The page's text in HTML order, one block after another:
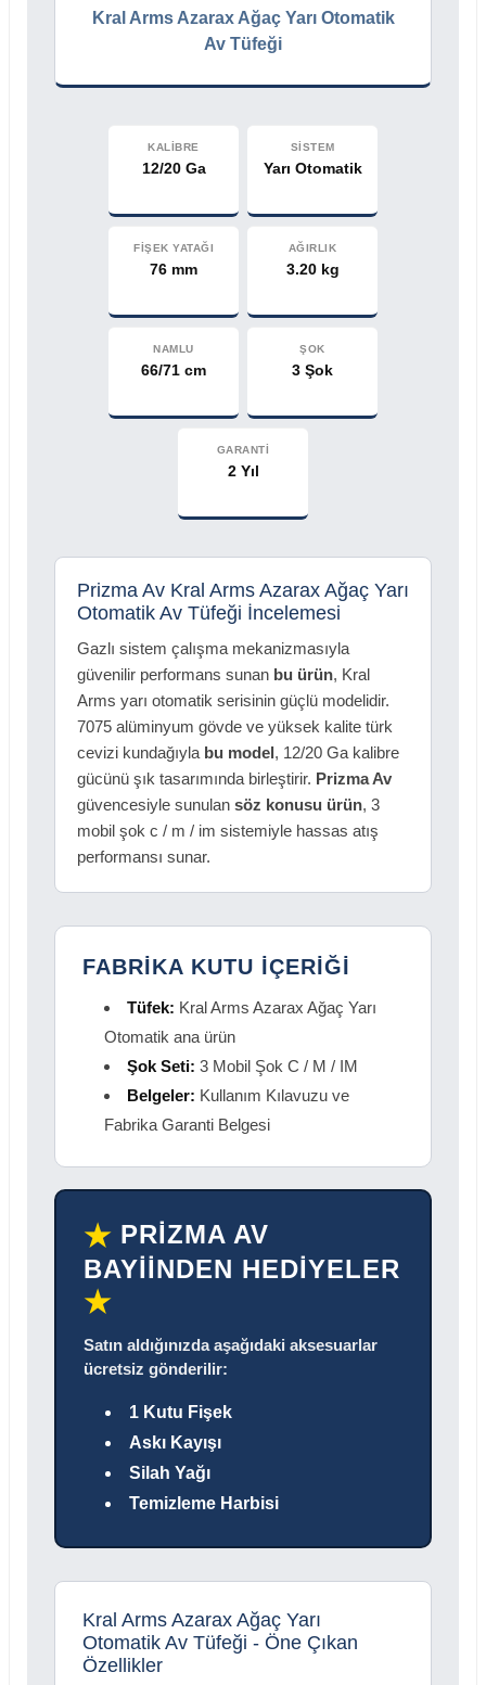
Kral Arms Azarax Ağaç Yarı Otomatik
Av Tüfeği
KALİBRE
12/20 Ga
SİSTEM
Yarı Otomatik
FİŞEK YATAĞI
76 mm
AĞIRLIK
3.20 kg
NAMLU
66/71 cm
ŞOK
3 Şok
GARANTİ
2 Yıl
Prizma Av Kral Arms Azarax Ağaç Yarı
Otomatik Av Tüfeği İncelemesi
Gazlı sistem çalışma mekanizmasıyla
güvenilir performans sunan bu ürün, Kral
Arms yarı otomatik serisinin güçlü modelidir.
7075 alüminyum gövde ve yüksek kalite türk
cevizi kundağıyla bu model, 12/20 Ga kalibre
gücünü şık tasarımında birleştirir. Prizma Av
güvencesiyle sunulan söz konusu ürün, 3
mobil şok c / m / im sistemiyle hassas atış
performansı sunar.
FABRİKA KUTU İÇERİĞİ
Tüfek: Kral Arms Azarax Ağaç Yarı
Otomatik ana ürün
Şok Seti: 3 Mobil Şok C / M / IM
Belgeler: Kullanım Kılavuzu ve
Fabrika Garanti Belgesi
★ PRİZMA AV
BAYİİNDEN HEDİYELER
★
Satın aldığınızda aşağıdaki aksesuarlar
ücretsiz gönderilir:
1 Kutu Fişek
Askı Kayışı
Silah Yağı
Temizleme Harbisi
Kral Arms Azarax Ağaç Yarı
Otomatik Av Tüfeği - Öne Çıkan
Özellikler